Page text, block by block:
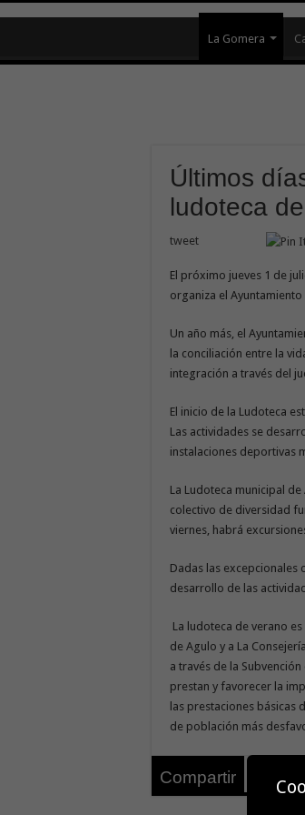
La Gomera
Últimos
ludoteca
tweet
El próximo jueves 1 de
organiza el
Un año más, el
la conciliación entre la
integración a través del
El inicio de la Ludoteca
Las actividades se
instalaciones deportivas
La Ludoteca municipal
colectivo de diversidad
viernes, habrá
Dadas las excepcionales
desarrollo de las
La ludoteca de verano
de Agulo y a La
a través de la
prestan y favorecer la
las prestaciones básicas
de población más
Compartir